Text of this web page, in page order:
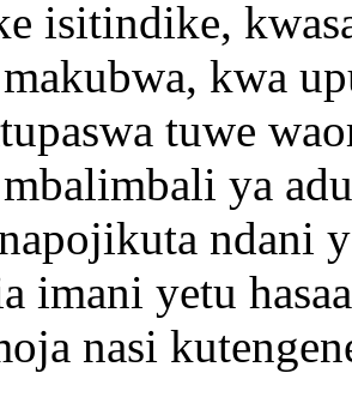
isitindike,
kwa
tuwe
ya
ndani
imani yetu
nasi